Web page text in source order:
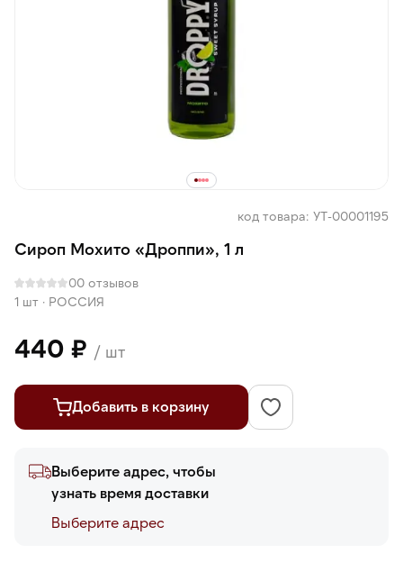
код товара: УТ-00001195
Сироп Мохито «Дроппи», 1 л
00 отзывов
1 шт · РОССИЯ
440 ₽ / шт
Добавить в корзину
Выберите адрес, чтобы
узнать время доставки
Выберите адреc